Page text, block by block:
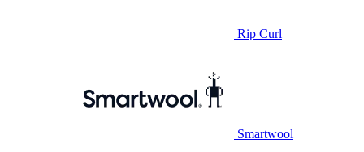
Rip Curl
Smartwool